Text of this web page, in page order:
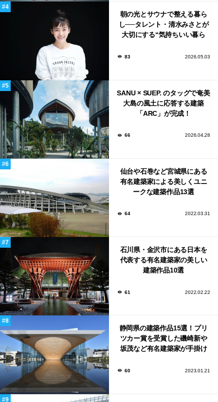
朝の光とサウナで整える暮ら
し──タレント・清水みさとが
大切にする“気持ちいい暮ら
83 2026.05.03
SANU × SUEP. のタッグで奄美
大島の風土に応答する建築
「ARC」が完成！
66 2026.04.28
仙台や石巻など宮城県にある
有名建築家による美しくユニ
ークな建築作品13選
64 2022.03.31
石川県・金沢市にある日本を
代表する有名建築家の美しい
建築作品10選
61 2022.02.22
静岡県の建築作品15選！プリ
ツカー賞を受賞した磯崎新や
坂茂など有名建築家が手掛け
60 2023.01.21